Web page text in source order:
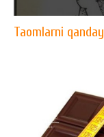
Taomlarni